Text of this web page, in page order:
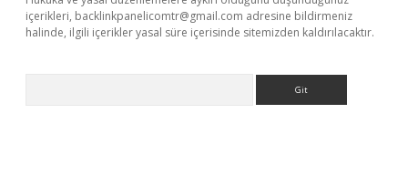
içerikleri, backlinkpanelicomtr@gmail.com adresine bildirmeniz
halinde, ilgili içerikler yasal süre içerisinde sitemizden kaldırılacaktır.